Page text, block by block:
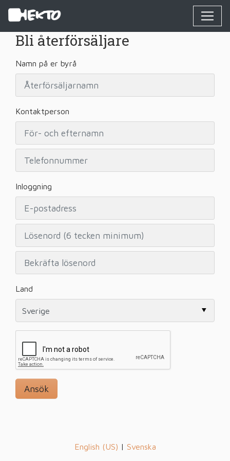
Bli återförsäljare
Namn på er byrå
Kontaktperson
Inloggning
Land
English (US) | Svenska